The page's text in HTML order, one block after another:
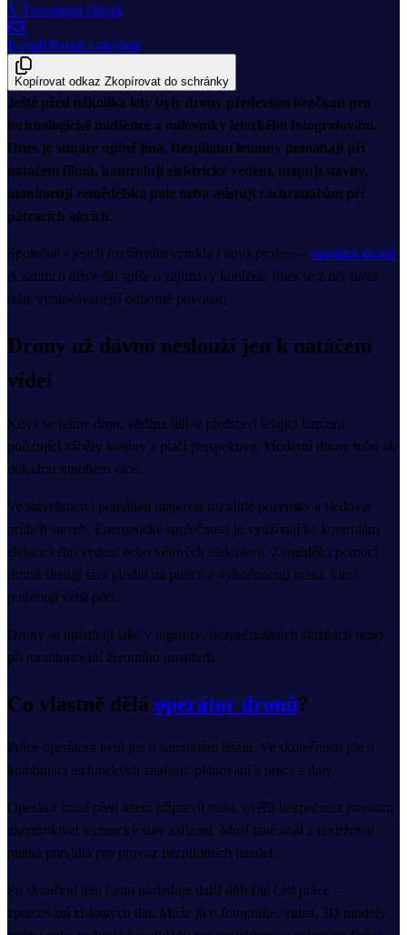
X Tweetnout článek
E-mail Poslat e-mailem
Kopírovat odkaz Zkopírovat do schránky
Ještě před několika lety byly drony především hračkou pro
technologické nadšence a milovníky leteckého fotografování.
Dnes je situace úplně jiná. Bezpilotní letouny pomáhají při
natáčení filmů, kontrolují elektrické vedení, mapují stavby,
monitorují zemědělská pole nebo asistují záchranářům při
pátracích akcích.
Společně s jejich rozšířením vznikla i nová profese – operátor dronů.
A zatímco dříve šlo spíše o zajímavý koníček, dnes se z něj stává
stále vyhledávanější odborné povolání.
Drony už dávno neslouží jen k natáčení
videí
Když se řekne dron, většina lidí si představí létající kameru
pořizující záběry krajiny z ptačí perspektivy. Moderní drony toho ale
dokážou mnohem více.
Ve stavebnictví pomáhají mapovat rozsáhlé pozemky a sledovat
průběh staveb. Energetické společnosti je využívají ke kontrolám
elektrického vedení nebo větrných elektráren. Zemědělci pomocí
dronů sledují stav plodin na polích a vyhodnocují místa, která
potřebují větší péči.
Drony se uplatňují také v logistice, bezpečnostních službách nebo
při monitorování životního prostředí.
Co vlastně dělá operátor dronů?
Práce operátora není jen o samotném létání. Ve skutečnosti jde o
kombinaci technických znalostí, plánování a práce s daty.
Operátor musí před letem připravit trasu, ověřit bezpečnost prostoru,
zkontrolovat technický stav zařízení. Musí také znát a dodržovat
platná pravidla pro provoz bezpilotních letadel.
Po skončení letu často následuje další důležitá část práce –
zpracování získaných dat. Může jít o fotografie, videa, 3D modely